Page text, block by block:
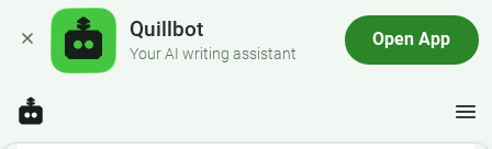
Quillbot
Your AI writing assistant
Open App